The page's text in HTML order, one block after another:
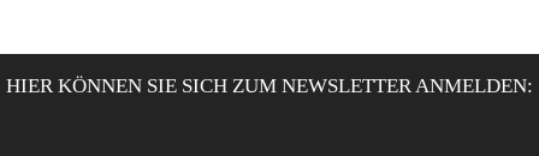
HIER KÖNNEN SIE SICH ZUM NEWSLETTER ANMELDEN: